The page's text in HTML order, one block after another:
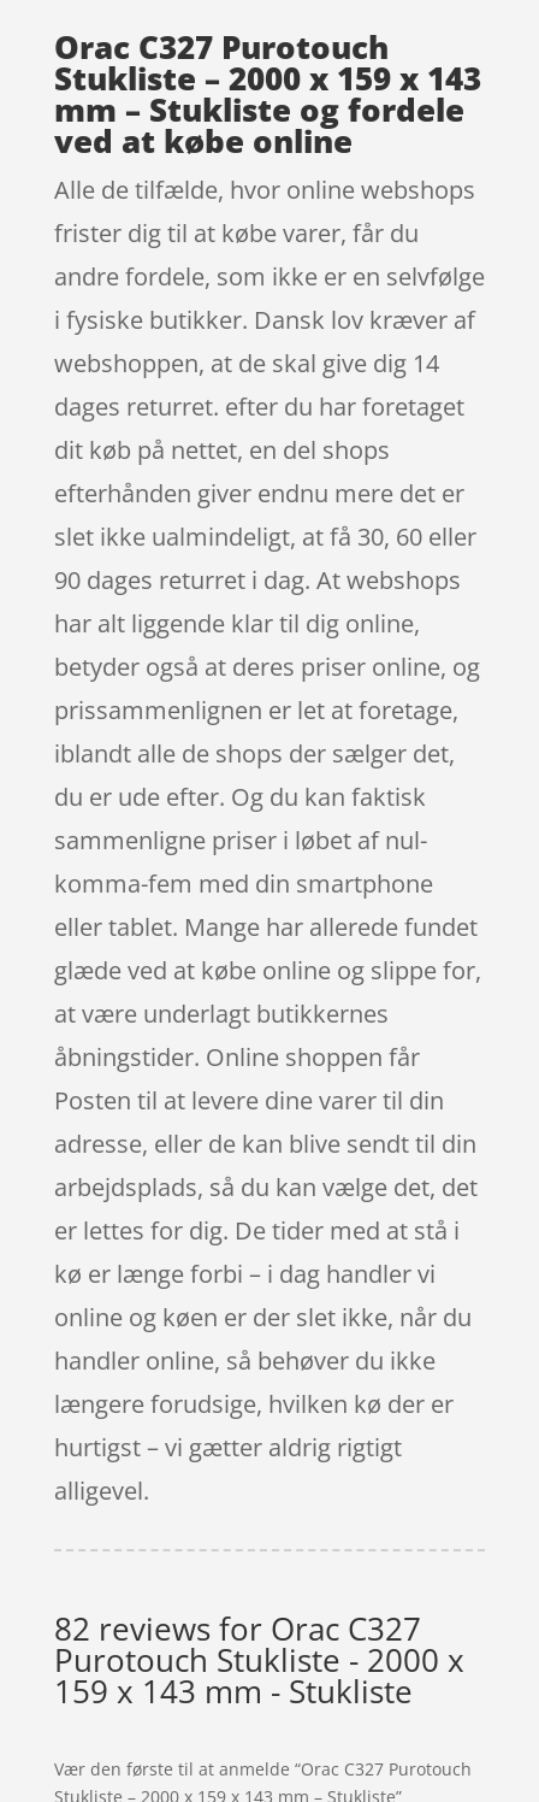
Orac C327 Purotouch
Stukliste – 2000 x 159 x 143
mm – Stukliste og fordele
ved at købe online
Alle de tilfælde, hvor online webshops
frister dig til at købe varer, får du
andre fordele, som ikke er en selvfølge
i fysiske butikker. Dansk lov kræver af
webshoppen, at de skal give dig 14
dages returret. efter du har foretaget
dit køb på nettet, en del shops
efterhånden giver endnu mere det er
slet ikke ualmindeligt, at få 30, 60 eller
90 dages returret i dag. At webshops
har alt liggende klar til dig online,
betyder også at deres priser online, og
prissammenlignen er let at foretage,
iblandt alle de shops der sælger det,
du er ude efter. Og du kan faktisk
sammenligne priser i løbet af nul-
komma-fem med din smartphone
eller tablet. Mange har allerede fundet
glæde ved at købe online og slippe for,
at være underlagt butikkernes
åbningstider. Online shoppen får
Posten til at levere dine varer til din
adresse, eller de kan blive sendt til din
arbejdsplads, så du kan vælge det, det
er lettes for dig. De tider med at stå i
kø er længe forbi – i dag handler vi
online og køen er der slet ikke, når du
handler online, så behøver du ikke
længere forudsige, hvilken kø der er
hurtigst – vi gætter aldrig rigtigt
alligevel.
82 reviews for Orac C327
Purotouch Stukliste - 2000 x
159 x 143 mm - Stukliste
Vær den første til at anmelde “Orac C327 Purotouch
Stukliste – 2000 x 159 x 143 mm – Stukliste”